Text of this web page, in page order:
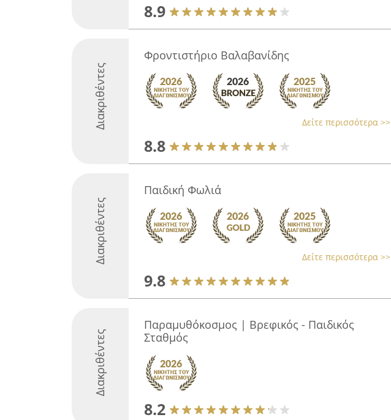
8.9
Διακριθέντες
Φροντιστήριο Βαλαβανίδης
Δείτε περισσότερα >>
8.8
Διακριθέντες
Παιδική Φωλιά
Δείτε περισσότερα >>
9.8
Διακριθέντες
Παραμυθόκοσμος | Βρεφικός - Παιδικός
Σταθμός
8.2